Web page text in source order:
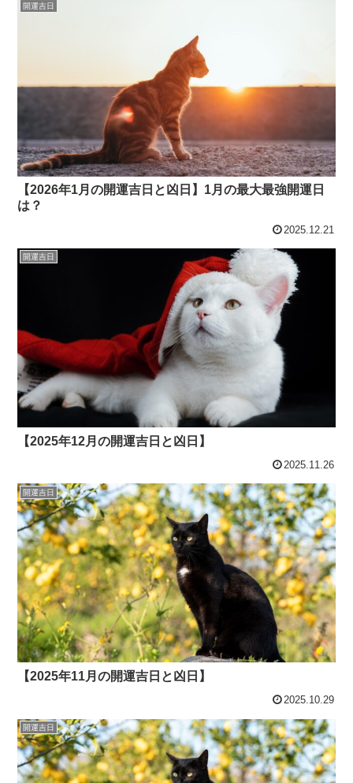
開運吉日
【2026年1月の開運吉日と凶日】1月の最大最強開運日
は？
2025.12.21
開運吉日
【2025年12月の開運吉日と凶日】
2025.11.26
開運吉日
【2025年11月の開運吉日と凶日】
2025.10.29
開運吉日